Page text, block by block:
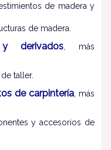
de madera y
de madera.
derivados , más
taller.
de carpintería , más
y accesorios de